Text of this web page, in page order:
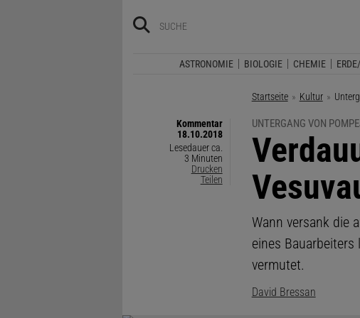
ASTRONOMIE BIOLOGIE CHEMIE
Startseite Kultur
Kommentar
18.10.2018
Lesedauer ca.
3 Minuten
Drucken
Teilen
UNTERGANG VON
:
Wann versank die
eines
vermutet.
David Bressan